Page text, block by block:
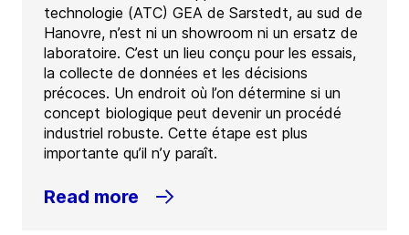
technologie (ATC) GEA de Sarstedt, au sud de
Hanovre, n’est ni un showroom ni un ersatz de
laboratoire. C’est un lieu conçu pour les essais,
la collecte de données et les décisions
précoces. Un endroit où l’on détermine si un
concept biologique peut devenir un procédé
industriel robuste. Cette étape est plus
importante qu’il n’y paraît.
Read more